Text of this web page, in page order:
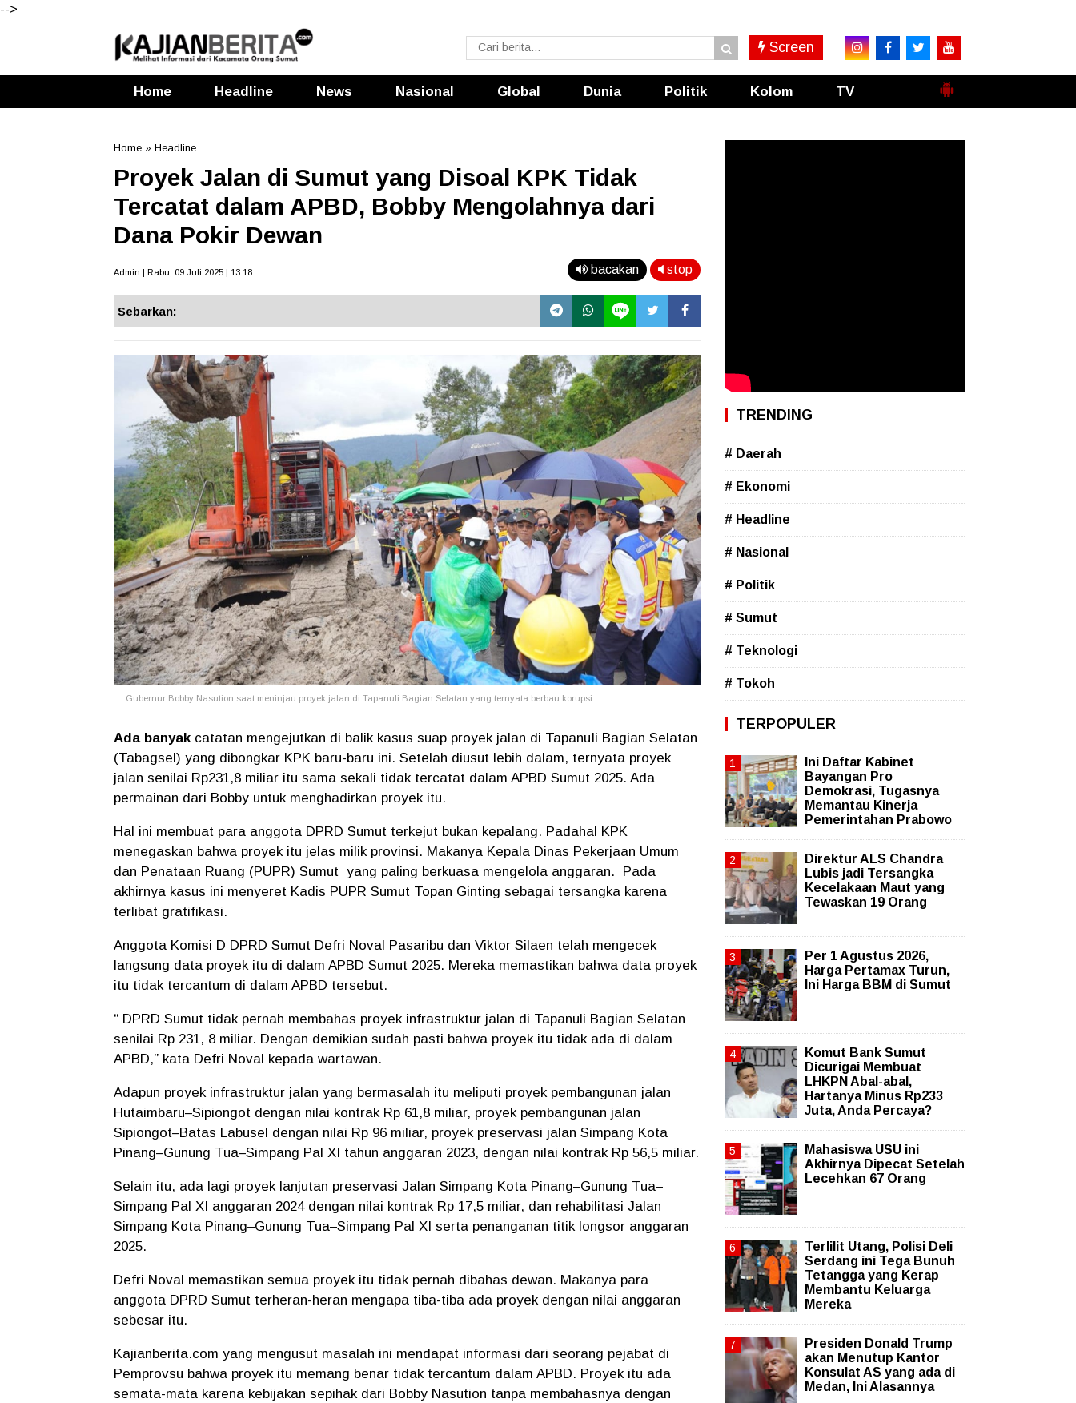
-->
Screen
Home Headline News Nasional Global Dunia Politik Kolom TV
Home » Headline
Proyek Jalan di Sumut yang Disoal KPK Tidak
Tercatat dalam APBD, Bobby Mengolahnya dari
Dana Pokir Dewan
Admin | Rabu, 09 Juli 2025 | 13.18 bacakan stop
Sebarkan:
Gubernur Bobby Nasution saat meninjau proyek jalan di Tapanuli Bagian Selatan yang ternyata berbau korupsi
Ada banyak catatan mengejutkan di balik kasus suap proyek jalan di TapanuIi Bagian Selatan
(Tabagsel) yang dibongkar KPK baru-baru ini. Setelah diusut lebih dalam, ternyata proyek
jalan senilai Rp231,8 miliar itu sama sekali tidak tercatat dalam APBD Sumut 2025. Ada
permainan dari Bobby untuk menghadirkan proyek itu.
Hal ini membuat para anggota DPRD Sumut terkejut bukan kepalang. Padahal KPK
menegaskan bahwa proyek itu jelas milik provinsi. Makanya Kepala Dinas Pekerjaan Umum
dan Penataan Ruang (PUPR) Sumut yang paling berkuasa mengelola anggaran.
Pada
akhirnya kasus ini menyeret Kadis PUPR Sumut Topan Ginting sebagai tersangka karena
terlibat gratifikasi.
Anggota Komisi D DPRD Sumut Defri Noval Pasaribu dan Viktor Silaen telah mengecek
langsung data proyek itu di dalam APBD Sumut 2025. Mereka memastikan bahwa data proyek
itu tidak tercantum di dalam APBD tersebut.
“ DPRD Sumut tidak pernah membahas proyek infrastruktur jalan di Tapanuli Bagian Selatan
senilai Rp 231, 8 miliar. Dengan demikian sudah pasti bahwa proyek itu tidak ada di dalam
APBD,” kata Defri Noval kepada wartawan.
Adapun proyek infrastruktur jalan yang bermasalah itu meliputi proyek pembangunan jalan
Hutaimbaru–Sipiongot dengan nilai kontrak Rp 61,8 miliar, proyek pembangunan jalan
Sipiongot–Batas Labusel dengan nilai Rp 96 miliar, proyek preservasi jalan Simpang Kota
Pinang–Gunung Tua–Simpang Pal XI tahun anggaran 2023, dengan nilai kontrak Rp 56,5 miliar.
Selain itu, ada lagi proyek lanjutan preservasi Jalan Simpang Kota Pinang–Gunung Tua–
Simpang Pal XI anggaran 2024 dengan nilai kontrak Rp 17,5 miliar, dan rehabilitasi Jalan
Simpang Kota Pinang–Gunung Tua–Simpang Pal XI serta penanganan titik longsor anggaran
2025.
Defri Noval memastikan semua proyek itu tidak pernah dibahas dewan. Makanya para
anggota DPRD Sumut terheran-heran mengapa tiba-tiba ada proyek dengan nilai anggaran
sebesar itu.
Kajianberita.com yang mengusut masalah ini mendapat informasi dari seorang pejabat di
Pemprovsu bahwa proyek itu memang benar tidak tercantum dalam APBD. Proyek itu ada
semata-mata karena kebijakan sepihak dari Bobby Nasution tanpa membahasnya dengan
TRENDING
# Daerah
# Ekonomi
# Headline
# Nasional
# Politik
# Sumut
# Teknologi
# Tokoh
TERPOPULER
Ini Daftar Kabinet
Bayangan Pro
Demokrasi, Tugasnya
Memantau Kinerja
Pemerintahan Prabowo
Direktur ALS Chandra
Lubis jadi Tersangka
Kecelakaan Maut yang
Tewaskan 19 Orang
Per 1 Agustus 2026,
Harga Pertamax Turun,
Ini Harga BBM di Sumut
Komut Bank Sumut
Dicurigai Membuat
LHKPN Abal-abal,
Hartanya Minus Rp233
Juta, Anda Percaya?
Mahasiswa USU ini
Akhirnya Dipecat Setelah
Lecehkan 67 Orang
Terlilit Utang, Polisi Deli
Serdang ini Tega Bunuh
Tetangga yang Kerap
Membantu Keluarga
Mereka
Presiden Donald Trump
akan Menutup Kantor
Konsulat AS yang ada di
Medan, Ini Alasannya